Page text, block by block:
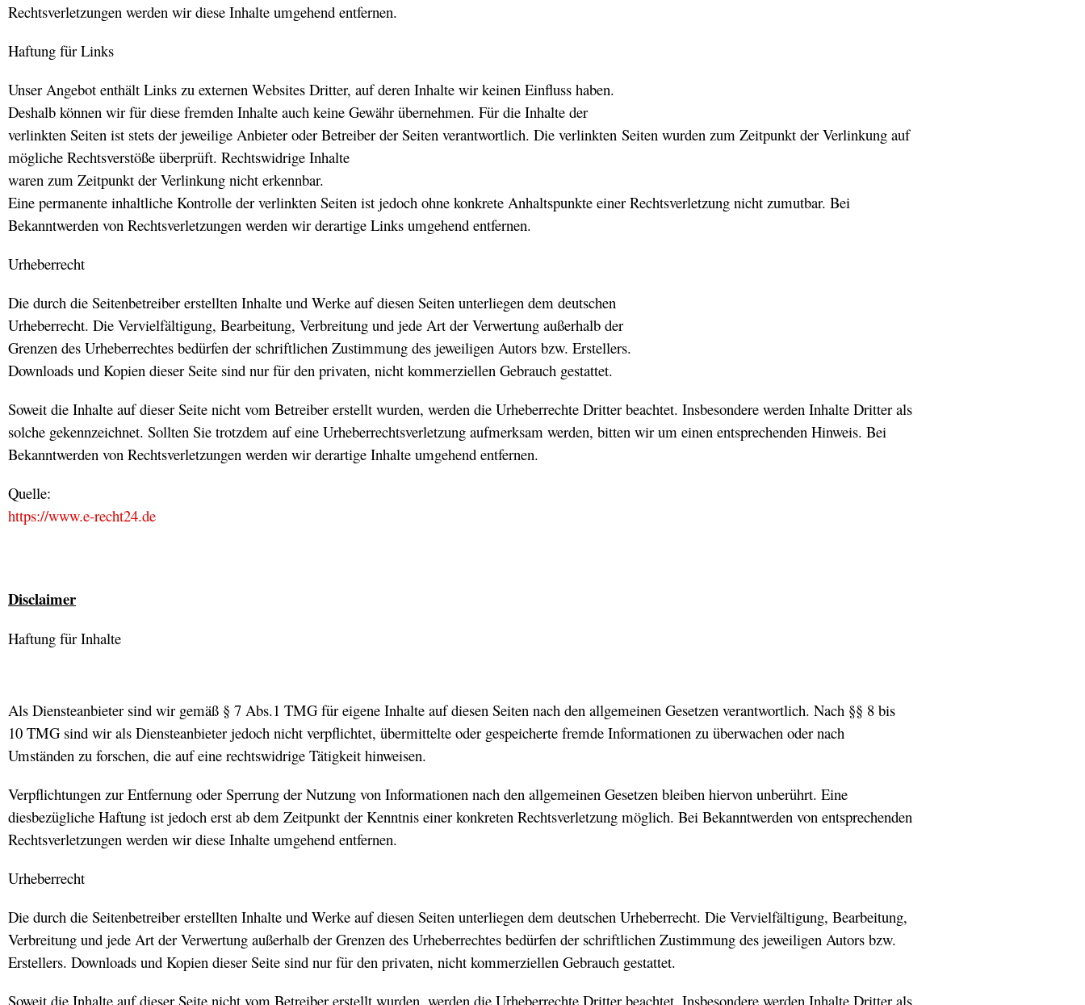
Rechtsverletzungen werden wir diese Inhalte umgehend entfernen.
Haftung für Links
Unser Angebot enthält Links zu externen Websites Dritter, auf deren Inhalte wir keinen Einfluss haben.
Deshalb können wir für diese fremden Inhalte auch keine Gewähr übernehmen. Für die Inhalte der
verlinkten Seiten ist stets der jeweilige Anbieter oder Betreiber der Seiten verantwortlich. Die verlinkten Seiten wurden zum Zeitpunkt der Verlinkung auf
mögliche Rechtsverstöße überprüft. Rechtswidrige Inhalte
waren zum Zeitpunkt der Verlinkung nicht erkennbar.
Eine permanente inhaltliche Kontrolle der verlinkten Seiten ist jedoch ohne konkrete Anhaltspunkte einer Rechtsverletzung nicht zumutbar. Bei
Bekanntwerden von Rechtsverletzungen werden wir derartige Links umgehend entfernen.
Urheberrecht
Die durch die Seitenbetreiber erstellten Inhalte und Werke auf diesen Seiten unterliegen dem deutschen
Urheberrecht. Die Vervielfältigung, Bearbeitung, Verbreitung und jede Art der Verwertung außerhalb der
Grenzen des Urheberrechtes bedürfen der schriftlichen Zustimmung des jeweiligen Autors bzw. Erstellers.
Downloads und Kopien dieser Seite sind nur für den privaten, nicht kommerziellen Gebrauch gestattet.
Soweit die Inhalte auf dieser Seite nicht vom Betreiber erstellt wurden, werden die Urheberrechte Dritter beachtet. Insbesondere werden Inhalte Dritter als
solche gekennzeichnet. Sollten Sie trotzdem auf eine Urheberrechtsverletzung aufmerksam werden, bitten wir um einen entsprechenden Hinweis. Bei
Bekanntwerden von Rechtsverletzungen werden wir derartige Inhalte umgehend entfernen.
Quelle:
https://www.e-recht24.de
Disclaimer
Haftung für Inhalte
Als Diensteanbieter sind wir gemäß § 7 Abs.1 TMG für eigene Inhalte auf diesen Seiten nach den allgemeinen Gesetzen verantwortlich. Nach §§ 8 bis
10 TMG sind wir als Diensteanbieter jedoch nicht verpflichtet, übermittelte oder gespeicherte fremde Informationen zu überwachen oder nach
Umständen zu forschen, die auf eine rechtswidrige Tätigkeit hinweisen.
Verpflichtungen zur Entfernung oder Sperrung der Nutzung von Informationen nach den allgemeinen Gesetzen bleiben hiervon unberührt. Eine
diesbezügliche Haftung ist jedoch erst ab dem Zeitpunkt der Kenntnis einer konkreten Rechtsverletzung möglich. Bei Bekanntwerden von entsprechenden
Rechtsverletzungen werden wir diese Inhalte umgehend entfernen.
Urheberrecht
Die durch die Seitenbetreiber erstellten Inhalte und Werke auf diesen Seiten unterliegen dem deutschen Urheberrecht. Die Vervielfältigung, Bearbeitung,
Verbreitung und jede Art der Verwertung außerhalb der Grenzen des Urheberrechtes bedürfen der schriftlichen Zustimmung des jeweiligen Autors bzw.
Erstellers. Downloads und Kopien dieser Seite sind nur für den privaten, nicht kommerziellen Gebrauch gestattet.
Soweit die Inhalte auf dieser Seite nicht vom Betreiber erstellt wurden, werden die Urheberrechte Dritter beachtet. Insbesondere werden Inhalte Dritter als